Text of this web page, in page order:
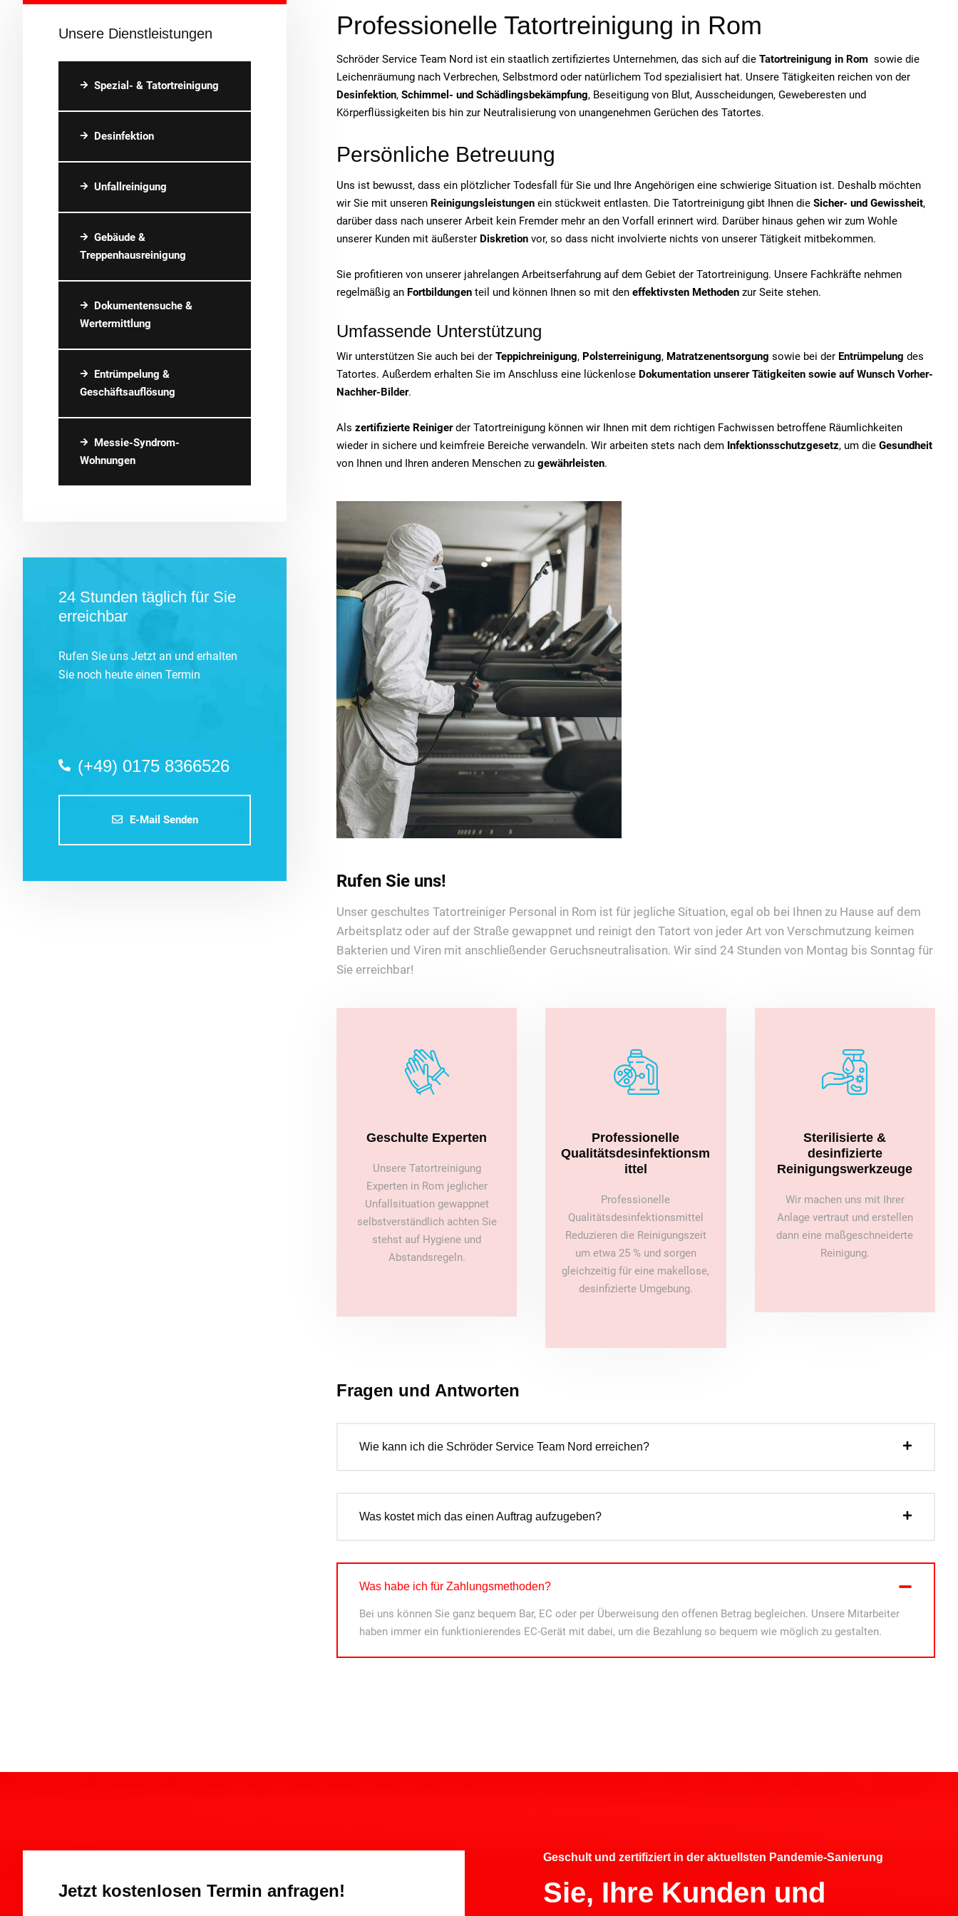
Unsere Dienstleistungen
Spezial- & Tatortreinigung
Desinfektion
Unfallreinigung
Gebäude &
Treppenhausreinigung
Dokumentensuche &
Wertermittlung
Entrümpelung &
Geschäftsauflösung
Messie-Syndrom-
Wohnungen
24 Stunden täglich für Sie
erreichbar
Rufen Sie uns Jetzt an und erhalten
Sie noch heute einen Termin
(+49) 0175 8366526
E-Mail Senden
Professionelle Tatortreinigung in Rom
Schröder Service Team Nord ist ein staatlich zertifiziertes Unternehmen, das sich auf die Tatortreinigung in Rom sowie die
Leichenräumung nach Verbrechen, Selbstmord oder natürlichem Tod spezialisiert hat. Unsere Tätigkeiten reichen von der
Desinfektion, Schimmel- und Schädlingsbekämpfung, Beseitigung von Blut, Ausscheidungen, Geweberesten und
Körperflüssigkeiten bis hin zur Neutralisierung von unangenehmen Gerüchen des Tatortes.
Persönliche Betreuung
Uns ist bewusst, dass ein plötzlicher Todesfall für Sie und Ihre Angehörigen eine schwierige Situation ist. Deshalb möchten
wir Sie mit unseren Reinigungsleistungen ein stückweit entlasten. Die Tatortreinigung gibt Ihnen die Sicher- und Gewissheit,
darüber dass nach unserer Arbeit kein Fremder mehr an den Vorfall erinnert wird. Darüber hinaus gehen wir zum Wohle
unserer Kunden mit äußerster Diskretion vor, so dass nicht involvierte nichts von unserer Tätigkeit mitbekommen.
Sie profitieren von unserer jahrelangen Arbeitserfahrung auf dem Gebiet der Tatortreinigung. Unsere Fachkräfte nehmen
regelmäßig an Fortbildungen teil und können Ihnen so mit den effektivsten Methoden zur Seite stehen.
Umfassende Unterstützung
Wir unterstützen Sie auch bei der Teppichreinigung, Polsterreinigung, Matratzenentsorgung sowie bei der Entrümpelung des
Tatortes. Außerdem erhalten Sie im Anschluss eine lückenlose Dokumentation unserer Tätigkeiten sowie auf Wunsch Vorher-
Nachher-Bilder.
Als zertifizierte Reinigerder Tatortreinigung können wir Ihnen mit dem richtigen Fachwissen betroffene Räumlichkeiten
wieder in sichere und keimfreie Bereiche verwandeln. Wir arbeiten stets nach dem Infektionsschutzgesetz, um die Gesundheit
von Ihnen und Ihren anderen Menschen zu gewährleisten.
Rufen Sie uns!
Unser geschultes Tatortreiniger Personal in Rom ist für jegliche Situation, egal ob bei Ihnen zu Hause auf dem
Arbeitsplatz oder auf der Straße gewappnet und reinigt den Tatort von jeder Art von Verschmutzung keimen
Bakterien und Viren mit anschließender Geruchsneutralisation. Wir sind 24 Stunden von Montag bis Sonntag für
Sie erreichbar!
Geschulte Experten
Unsere Tatortreinigung
Experten in Rom jeglicher
Unfallsituation gewappnet
selbstverständlich achten Sie
stehst auf Hygiene und
Abstandsregeln.
Professionelle
Qualitätsdesinfektionsm
ittel
Professionelle
Qualitätsdesinfektionsmittel
Reduzieren die Reinigungszeit
um etwa 25 % und sorgen
gleichzeitig für eine makellose,
desinfizierte Umgebung.
Sterilisierte &
desinfizierte
Reinigungswerkzeuge
Wir machen uns mit Ihrer
Anlage vertraut und erstellen
dann eine maßgeschneiderte
Reinigung.
Fragen und Antworten
Wie kann ich die Schröder Service Team Nord erreichen?
Was kostet mich das einen Auftrag aufzugeben?
Was habe ich für Zahlungsmethoden?
Bei uns können Sie ganz bequem Bar, EC oder per Überweisung den offenen Betrag begleichen. Unsere Mitarbeiter
haben immer ein funktionierendes EC-Gerät mit dabei, um die Bezahlung so bequem wie möglich zu gestalten.
Jetzt kostenlosen Termin anfragen!
Geschult und zertifiziert in der aktuellsten Pandemie-Sanierung
Sie, Ihre Kunden und